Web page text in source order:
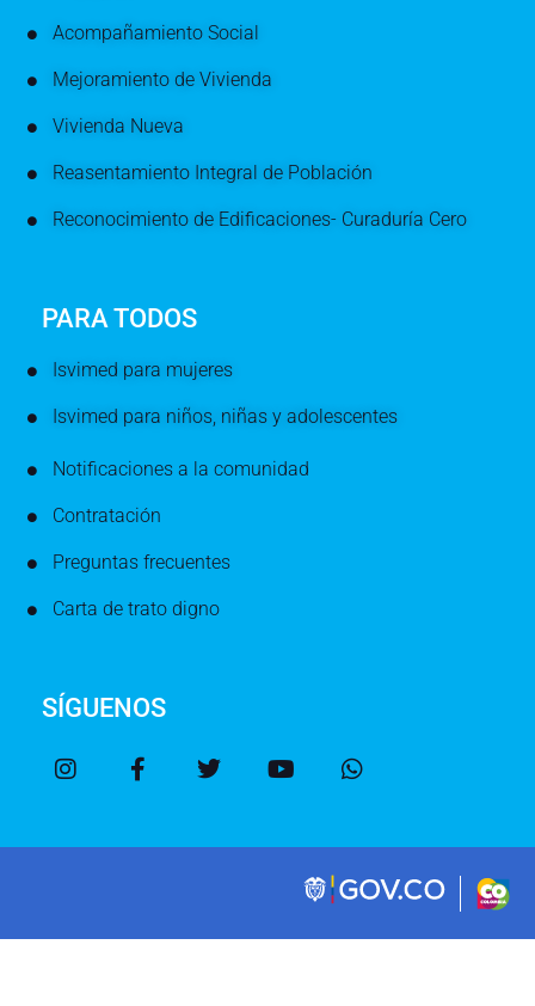
Acompañamiento Social
Mejoramiento de Vivienda
Vivienda Nueva
Reasentamiento Integral de Población
Reconocimiento de Edificaciones- Curaduría Cero
PARA TODOS
Isvimed para mujeres
Isvimed para niños, niñas y adolescentes
Notificaciones a la comunidad
Contratación
Preguntas frecuentes
Carta de trato digno
SÍGUENOS